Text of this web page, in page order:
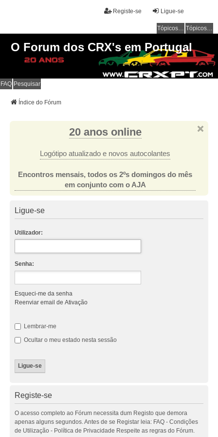
Ligue-se
Registe-se
Tópicos sem resposta Tópicos ativos
O Forum dos CRX's em Portugal
FAQ Pesquisar
Índice do Fórum
20 anos online
Logótipo atualizado e novos autocolantes
Encontros mensais, todos os 2ºs domingos do mês
em conjunto com o AJA
Ligue-se
Utilizador:
Senha:
Esqueci-me da senha
Reenviar email de Ativação
Lembrar-me
Ocultar o meu estado nesta sessão
Registe-se
O acesso completo ao Fórum necessita dum Registo que demora
apenas alguns segundos. Antes de se Registar leia: FAQ - Condições
de Utilização - Política de Privacidade Respeite as regras do Fórum.